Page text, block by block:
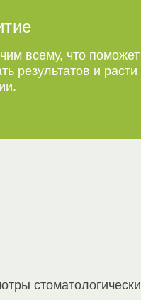
всему, что поможет
результатов и расти